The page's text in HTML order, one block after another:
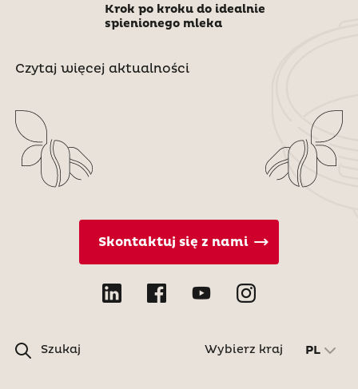
Krok po kroku do idealnie
spienionego mleka
Czytaj więcej aktualności
Szukaj
Skontaktuj się z nami
Wybierz kraj PL